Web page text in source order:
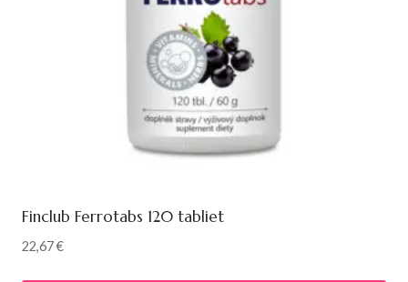
Finclub Ferrotabs 120 tabliet
22,67€